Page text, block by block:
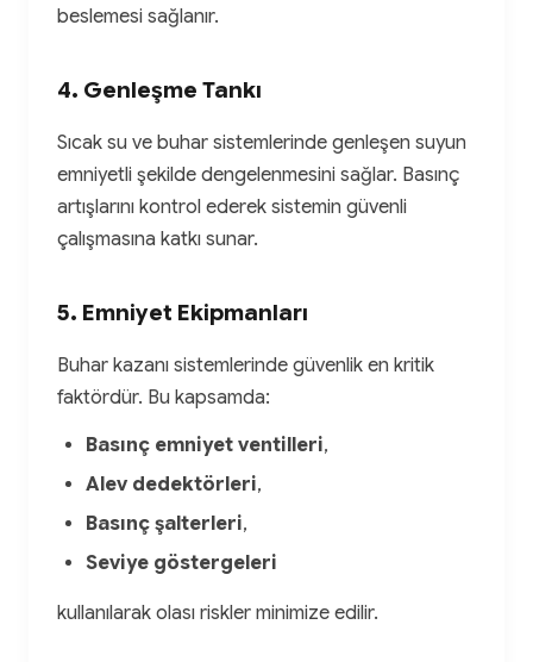
beslemesi sağlanır.
4. Genleşme Tankı
Sıcak su ve buhar sistemlerinde genleşen suyun
emniyetli şekilde dengelenmesini sağlar. Basınç
artışlarını kontrol ederek sistemin güvenli
çalışmasına katkı sunar.
5. Emniyet Ekipmanları
Buhar kazanı sistemlerinde güvenlik en kritik
faktördür. Bu kapsamda:
Basınç emniyet ventilleri,
Alev dedektörleri,
Basınç şalterleri,
Seviye göstergeleri
kullanılarak olası riskler minimize edilir.